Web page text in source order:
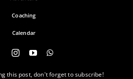
Coaching
Calendar
this post, don't forget to subscribe!